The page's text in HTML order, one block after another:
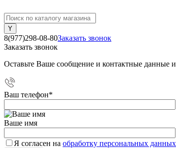
8(977)298-08-80Заказать звонок
Заказать звонок
Оставьте Ваше сообщение и контактные данные
Ваш телефон*
Ваше имя
Я согласен на обработку персональных